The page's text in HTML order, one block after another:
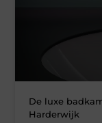
De luxe
Harderwijk